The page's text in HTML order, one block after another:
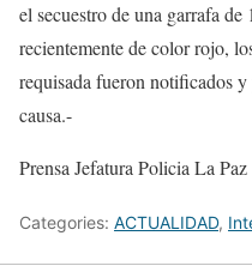
el secuestro de una garrafa
recientemente de color rojo,
requisada fueron notificados y
causa.-
Prensa Jefatura Policia La Paz
Categories: ACTUALIDAD,